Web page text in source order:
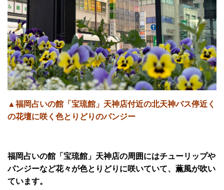
▲福岡占いの館「宝琉館」天神店付近の北天神バス停近く
の花壇に咲く色とりどりのパンジー
福岡占いの館「宝琉館」天神店の周囲にはチューリップや
パンジーなど花々が色とりどりに咲いていて、薫風が吹い
ています。